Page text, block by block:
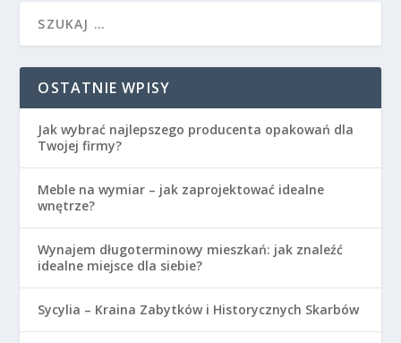
OSTATNIE WPISY
Jak wybrać najlepszego producenta opakowań dla
Twojej firmy?
Meble na wymiar – jak zaprojektować idealne
wnętrze?
Wynajem długoterminowy mieszkań: jak znaleźć
idealne miejsce dla siebie?
Sycylia – Kraina Zabytków i Historycznych Skarbów